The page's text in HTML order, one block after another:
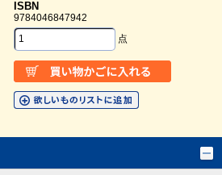
ISBN
9784046847942
点